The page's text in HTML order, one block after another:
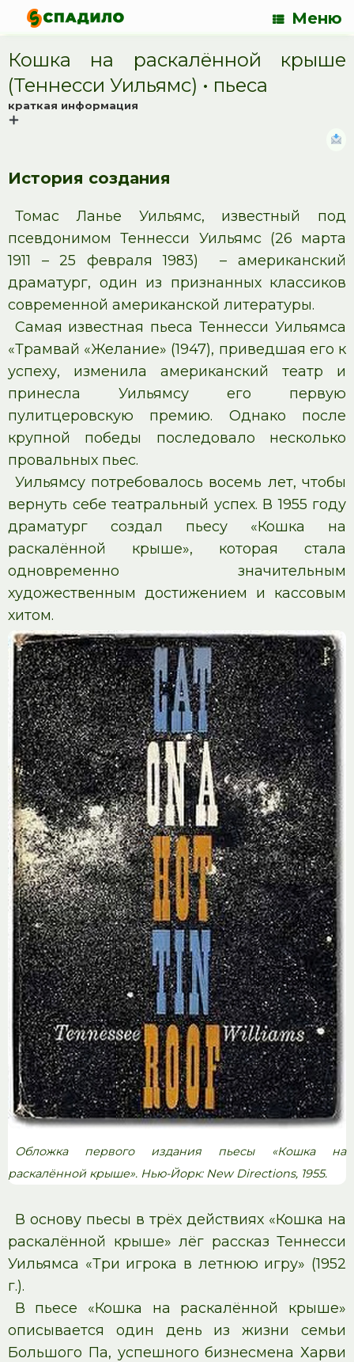
Меню
Кошка на раскалённой крыше
(Теннесси Уильямс) • пьеса
краткая информация
История создания
Томас Ланье Уильямс, известный под
псевдонимом Теннесси Уильямс (26 марта
1911 – 25 февраля 1983) – американский
драматург, один из признанных классиков
современной американской литературы.
Самая известная пьеса Теннесси Уильямса
«Трамвай «Желание» (1947), приведшая его к
успеху, изменила американский театр и
принесла Уильямсу его первую
пулитцеровскую премию. Однако после
крупной победы последовало несколько
провальных пьес.
Уильямсу потребовалось восемь лет, чтобы
вернуть себе театральный успех. В 1955 году
драматург создал пьесу «Кошка на
раскалённой крыше», которая стала
одновременно значительным
художественным достижением и кассовым
хитом.
Обложка первого издания пьесы «Кошка на
раскалённой крыше». Нью-Йорк: New Directions, 1955.
В основу пьесы в трёх действиях «Кошка на
раскалённой крыше» лёг рассказ Теннесси
Уильямса «Три игрока в летнюю игру» (1952
г.).
В пьесе «Кошка на раскалённой крыше»
описывается один день из жизни семьи
Большого Па, успешного бизнесмена Харви